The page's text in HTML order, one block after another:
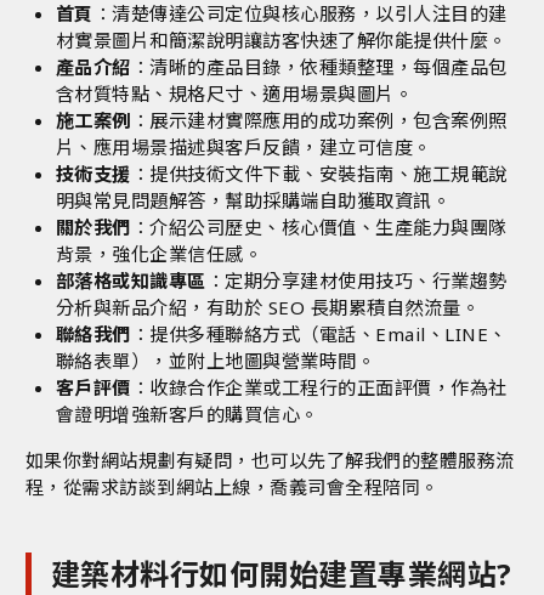
首頁 ：清楚傳達公司定位與核心服務，以引人注目的建
材實景圖片和簡潔說明讓訪客快速了解你能提供什麼。
產品介紹 ：清晰的產品目錄，依種類整理，每個產品包
含材質特點、規格尺寸、適用場景與圖片。
施工案例 ：展示建材實際應用的成功案例，包含案例照
片、應用場景描述與客戶反饋，建立可信度。
技術支援 ：提供技術文件下載、安裝指南、施工規範說
明與常見問題解答，幫助採購端自助獲取資訊。
關於我們 ：介紹公司歷史、核心價值、生產能力與團隊
背景，強化企業信任感。
部落格或知識專區 ：定期分享建材使用技巧、行業趨勢
分析與新品介紹，有助於 SEO 長期累積自然流量。
聯絡我們 ：提供多種聯絡方式（電話、Email、LINE、
聯絡表單），並附上地圖與營業時間。
客戶評價 ：收錄合作企業或工程行的正面評價，作為社
會證明增強新客戶的購買信心。
如果你對網站規劃有疑問，也可以先了解我們的整體服務流
程 ，從需求訪談到網站上線，喬義司會全程陪同。
建築材料行如何開始建置專業網站?